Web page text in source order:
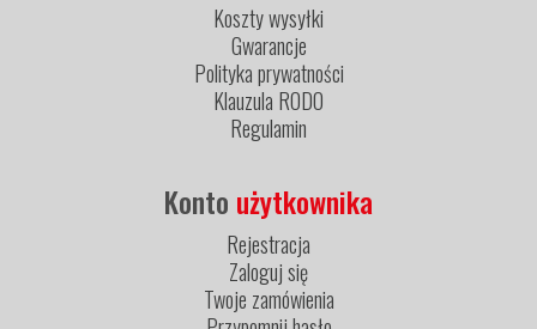
Koszty wysyłki
Gwarancje
Polityka prywatności
Klauzula RODO
Regulamin
Konto użytkownika
Rejestracja
Zaloguj się
Twoje zamówienia